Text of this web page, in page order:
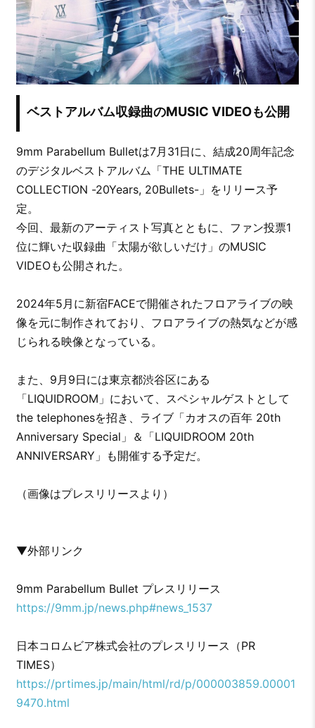
ベストアルバム収録曲のMUSIC VIDEOも公開
9mm Parabellum Bulletは7月31日に、結成20周年記念
のデジタルベストアルバム「THE ULTIMATE
COLLECTION -20Years, 20Bullets-」をリリース予
定。
今回、最新のアーティスト写真とともに、ファン投票1
位に輝いた収録曲「太陽が欲しいだけ」のMUSIC
VIDEOも公開された。
2024年5月に新宿FACEで開催されたフロアライブの映
像を元に制作されており、フロアライブの熱気などが感
じられる映像となっている。
また、9月9日には東京都渋谷区にある
「LIQUIDROOM」において、スペシャルゲストとして
the telephonesを招き、ライブ「カオスの百年 20th
Anniversary Special」＆「LIQUIDROOM 20th
ANNIVERSARY」も開催する予定だ。
（画像はプレスリリースより）
▼外部リンク
9mm Parabellum Bullet プレスリリース
https://9mm.jp/news.php#news_1537
日本コロムビア株式会社のプレスリリース（PR
TIMES）
https://prtimes.jp/main/html/rd/p/000003859.00001
9470.html